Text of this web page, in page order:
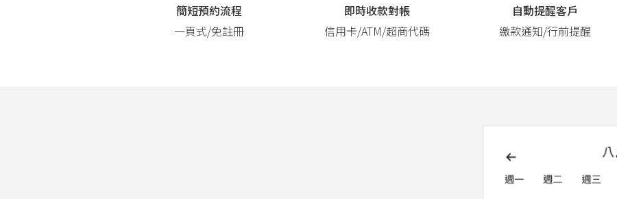
簡短預約流程
一頁式/免註冊
即時收款對帳
信用卡/ATM/超商代碼
自動提醒客戶
繳款通知/行前提醒